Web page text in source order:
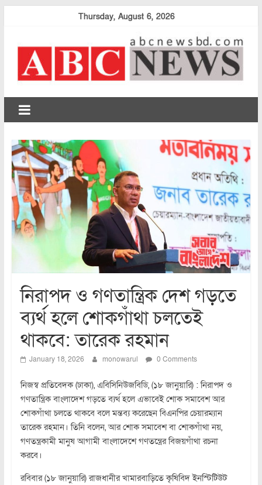
Thursday, August 6, 2026
abcnewsbd
নিরাপদ ও গণতান্ত্রিক দেশ গড়তে
ব্যর্থ হলে শোকগাঁথা চলতেই
থাকবে: তারেক রহমান
January 18, 2026 monowarul 0 Comments
নিজস্ব প্রতিবেদক (ঢাকা), এবিসিনিউজবিডি, (১৮ জানুয়ারি) : নিরাপদ ও
গণতান্ত্রিক বাংলাদেশ গড়তে ব্যর্থ হলে এভাবেই শোক সমাবেশ আর
শোকগাঁথা চলতে থাকবে বলে মন্তব্য করেছেন বিএনপির চেয়ারম্যান
তারেক রহমান। তিনি বলেন, আর শোক সমাবেশ বা শোকগাঁথা নয়,
গণতন্ত্রকামী মানুষ আগামী বাংলাদেশে গণতন্ত্রের বিজয়গাঁথা রচনা
করবে।
রবিবার (১৮ জানুয়ারি) রাজধানীর খামারবাড়িতে কৃষিবিদ ইনস্টিটিউট